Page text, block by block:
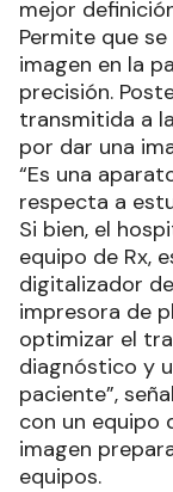
mejor
Permite que
imagen en la
precisión.
transmitida a
por dar una
“Es una
respecta a
Si bien, el
equipo de Rx,
digitalizador
impresora de
optimizar el
diagnóstico y
paciente”,
con un equipo
imagen
equipos.